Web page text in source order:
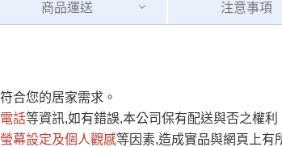
商品運送 注意事項
合您的居家需求。
話等資訊,如有錯誤,本公司保有配送與否之權利
幕設定及個人觀感等因素,造成實品與網頁上有
運 費 說 明
有需要購買商品，請於出發前來電或到「官方
論高至低排列 依評論低至高排列 只顯